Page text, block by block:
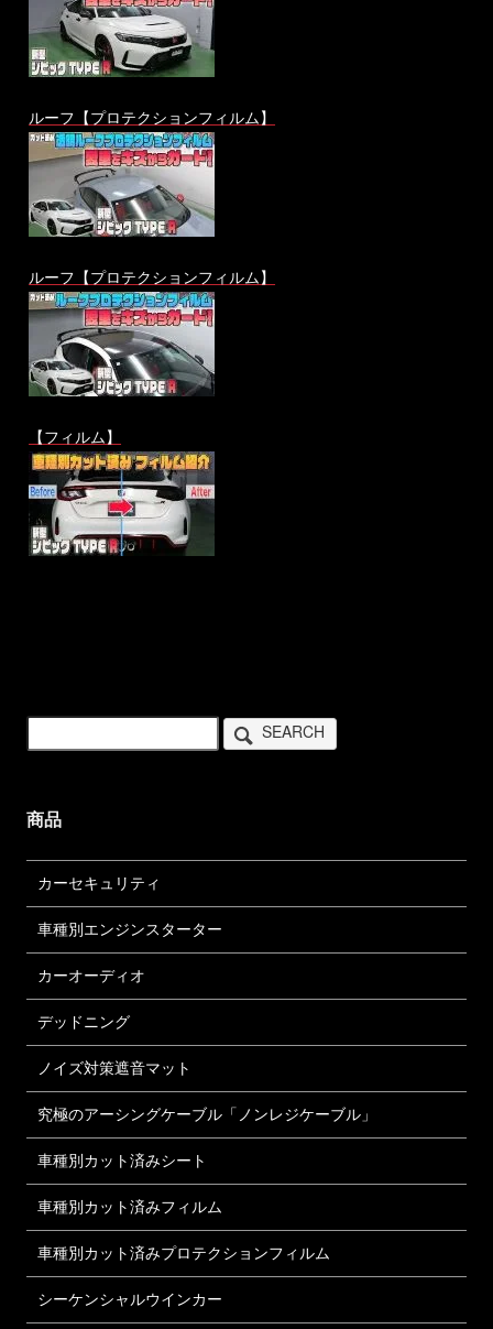
ルーフ【プロテクションフィルム】
ルーフ【プロテクションフィルム】
【フィルム】
SEARCH
商品
カーセキュリティ
車種別エンジンスターター
カーオーディオ
デッドニング
ノイズ対策遮音マット
究極のアーシングケーブル「ノンレジケーブル」
車種別カット済みシート
車種別カット済みフィルム
車種別カット済みプロテクションフィルム
シーケンシャルウインカー